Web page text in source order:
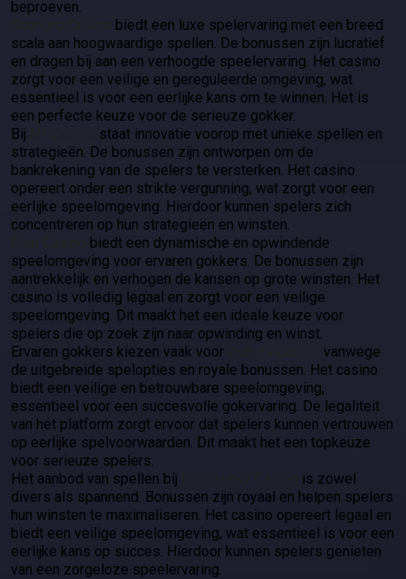
beproeven.
biedt een luxe spelervaring met een breed
scala aan hoogwaardige spellen. De bonussen zijn lucratief
en dragen bij aan een verhoogde speelervaring. Het casino
zorgt voor een veilige en gereguleerde omgeving, wat
essentieel is voor een eerlijke kans om te winnen. Het is
een perfecte keuze voor de serieuze gokker.
Bij
staat innovatie voorop met unieke spellen en
strategieën. De bonussen zijn ontworpen om de
bankrekening van de spelers te versterken. Het casino
opereert onder een strikte vergunning, wat zorgt voor een
eerlijke speelomgeving. Hierdoor kunnen spelers zich
concentreren op hun strategieën en winsten.
biedt een dynamische en opwindende
speelomgeving voor ervaren gokkers. De bonussen zijn
aantrekkelijk en verhogen de kansen op grote winsten. Het
casino is volledig legaal en zorgt voor een veilige
speelomgeving. Dit maakt het een ideale keuze voor
spelers die op zoek zijn naar opwinding en winst.
Ervaren gokkers kiezen vaak voor
vanwege
de uitgebreide spelopties en royale bonussen. Het casino
biedt een veilige en betrouwbare speelomgeving,
essentieel voor een succesvolle gokervaring. De legaliteit
van het platform zorgt ervoor dat spelers kunnen vertrouwen
op eerlijke spelvoorwaarden. Dit maakt het een topkeuze
voor serieuze spelers.
Het aanbod van spellen bij
is zowel
divers als spannend. Bonussen zijn royaal en helpen spelers
hun winsten te maximaliseren. Het casino opereert legaal en
biedt een veilige speelomgeving, wat essentieel is voor een
eerlijke kans op succes. Hierdoor kunnen spelers genieten
van een zorgeloze speelervaring.